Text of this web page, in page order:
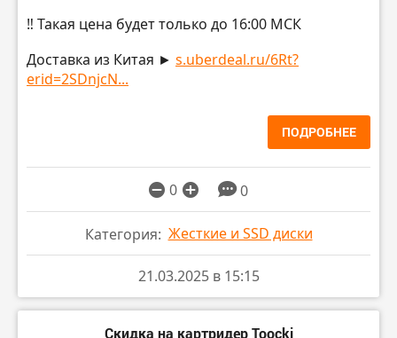
‼️ Такая цена будет только до 16:00 МСК
Доставка из Китая ► s.uberdeal.ru/6Rt?
erid=2SDnjcN...
ПОДРОБНЕЕ
0 0
Категория: Жесткие и SSD диски
21.03.2025 в 15:15
Скидка на картридер Toocki